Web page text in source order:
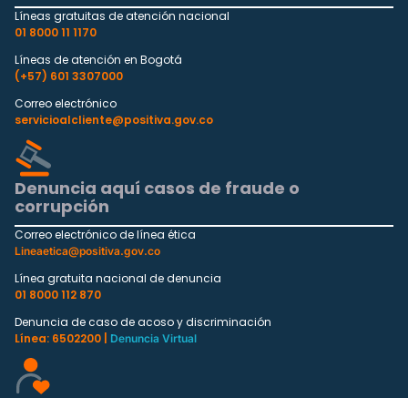
Líneas gratuitas de atención nacional
01 8000 11 1170
Líneas de atención en Bogotá
(+57) 601 3307000
Correo electrónico
servicioalcliente@positiva.gov.co
Denuncia aquí casos de fraude o
corrupción
Correo electrónico de línea ética
Lineaetica@positiva.gov.co
Línea gratuita nacional de denuncia
01 8000 112 870
Denuncia de caso de acoso y discriminación
Línea: 6502200 |
Denuncia Virtual